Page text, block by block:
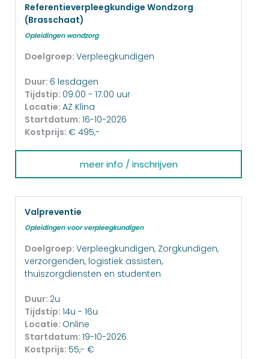
Referentieverpleegkundige Wondzorg
(Brasschaat)
Opleidingen wondzorg
Doelgroep: Verpleegkundigen
Duur: 6 lesdagen
Tijdstip: 09.00 - 17.00 uur
Locatie: AZ Klina
Startdatum: 16-10-2026
Kostprijs: € 495,-
meer info / inschrijven
Valpreventie
Opleidingen voor verpleegkundigen
Doelgroep: Verpleegkundigen, Zorgkundigen,
verzorgenden, logistiek assisten,
thuiszorgdiensten en studenten
Duur: 2u
Tijdstip: 14u - 16u
Locatie: Online
Startdatum: 19-10-2026
Kostprijs: 55,- €